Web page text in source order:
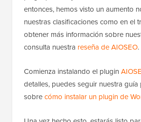
entonces, hemos visto un aumento
nuestras clasificaciones como en el
obtener más información sobre
consulta nuestra reseña de AIOSEO.
Comienza instalando el plugin
detalles, puedes seguir nuestra
sobrecómo instalar un plugin de